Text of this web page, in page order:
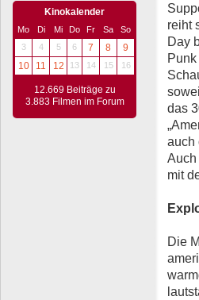
Kinokalender
Mo Di Mi Do Fr Sa
So
3
4 5 6 7 8
9
10
11 12 13 14 15 16
12.669 Beiträge zu
3.883 Filmen im Forum
reiht
Day
das
auch
Auch
mit
Die